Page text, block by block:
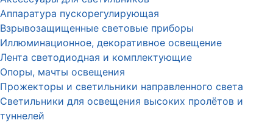
Аппаратура пускорегулирующая
Взрывозащищенные световые приборы
Иллюминационное, декоративное освещение
Лента светодиодная и комплектующие
Опоры, мачты освещения
Прожекторы и светильники направленного света
Светильники для освещения высоких пролётов и
туннелей